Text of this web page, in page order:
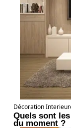
Décoration
Quels sont
du moment ?